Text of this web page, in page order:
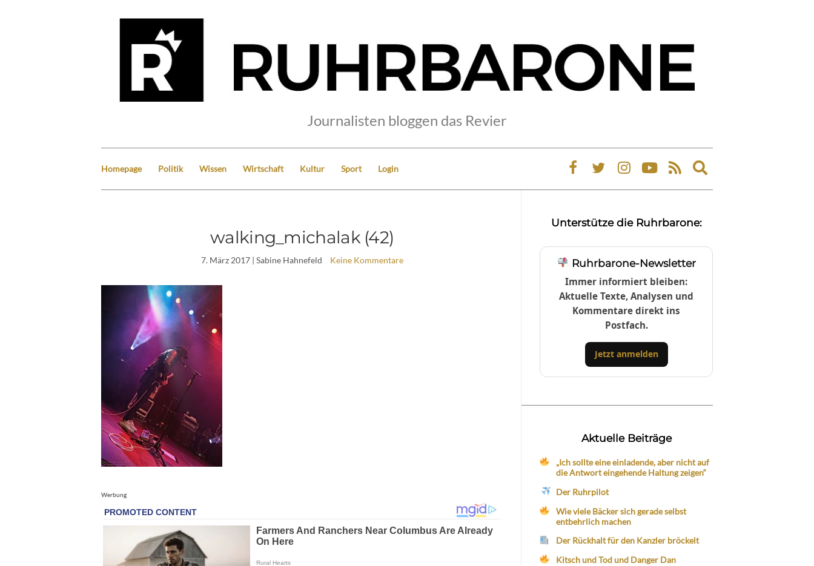
Journalisten bloggen das Revier
Homepage Politik Wissen Wirtschaft Kultur Sport Login
Expand
search
walking_michalak (42)
7. März 2017| Sabine Hahnefeld Keine Kommentare
Werbung
Unterstütze die Ruhrbarone:
Ruhrbarone-Newsletter
Immer informiert bleiben:
Aktuelle Texte, Analysen und
Kommentare direkt ins
Postfach.
Jetzt anmelden
Aktuelle Beiträge
„Ich sollte eine einladende, aber nicht auf
die Antwort eingehende Haltung zeigen“
Der Ruhrpilot
Wie viele Bäcker sich gerade selbst
entbehrlich machen
Der Rückhalt für den Kanzler bröckelt
Kitsch und Tod und Danger Dan